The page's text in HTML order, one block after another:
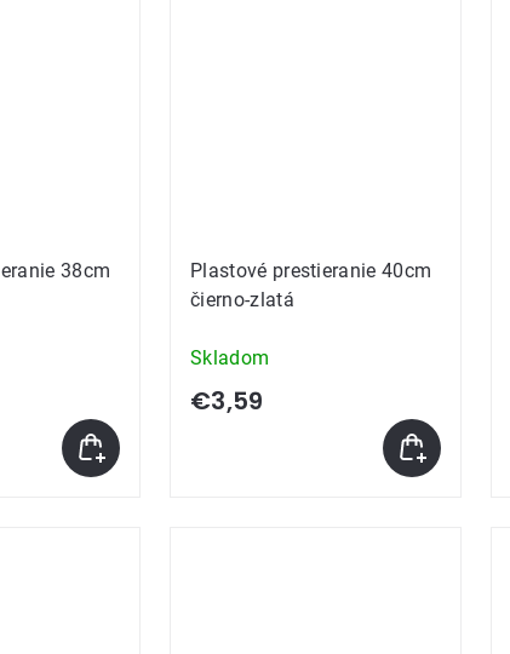
38cm
Plastové prestieranie 40cm
čierno-zlatá
Skladom
€3,59